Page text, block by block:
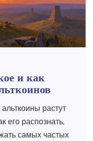
и как
растут
его распознать,
самых частых